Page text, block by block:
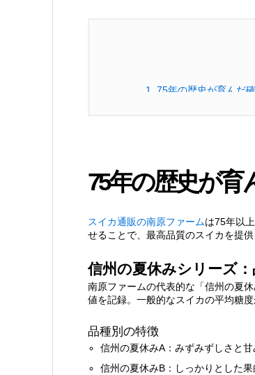
1. 75年の歴史が育んだ
1.1.1. 品種別の特徴
2.1.1. 安心の品質
75年の歴史が育
スイカ通販の南原ファームは75年以
せることで、最高品質のスイカを提供
信州の夏休みシリーズ
南原ファームの代表的な「信州の夏
値を記録。一般的なスイカの平均糖
品種別の特徴
信州の夏休みA：みずみずしさと
信州の夏休みB：しっかりとした